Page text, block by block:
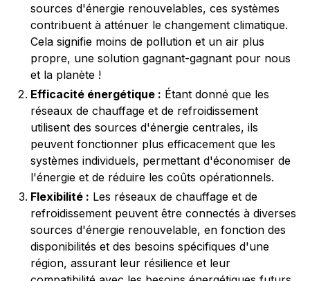
sources d'énergie renouvelables, ces systèmes
contribuent à atténuer le changement climatique.
Cela signifie moins de pollution et un air plus
propre, une solution gagnant-gagnant pour nous
et la planète !
Efficacité énergétique : Étant donné que les
réseaux de chauffage et de refroidissement
utilisent des sources d'énergie centrales, ils
peuvent fonctionner plus efficacement que les
systèmes individuels, permettant d'économiser de
l'énergie et de réduire les coûts opérationnels.
Flexibilité : Les réseaux de chauffage et de
refroidissement peuvent être connectés à diverses
sources d'énergie renouvelable, en fonction des
disponibilités et des besoins spécifiques d'une
région, assurant leur résilience et leur